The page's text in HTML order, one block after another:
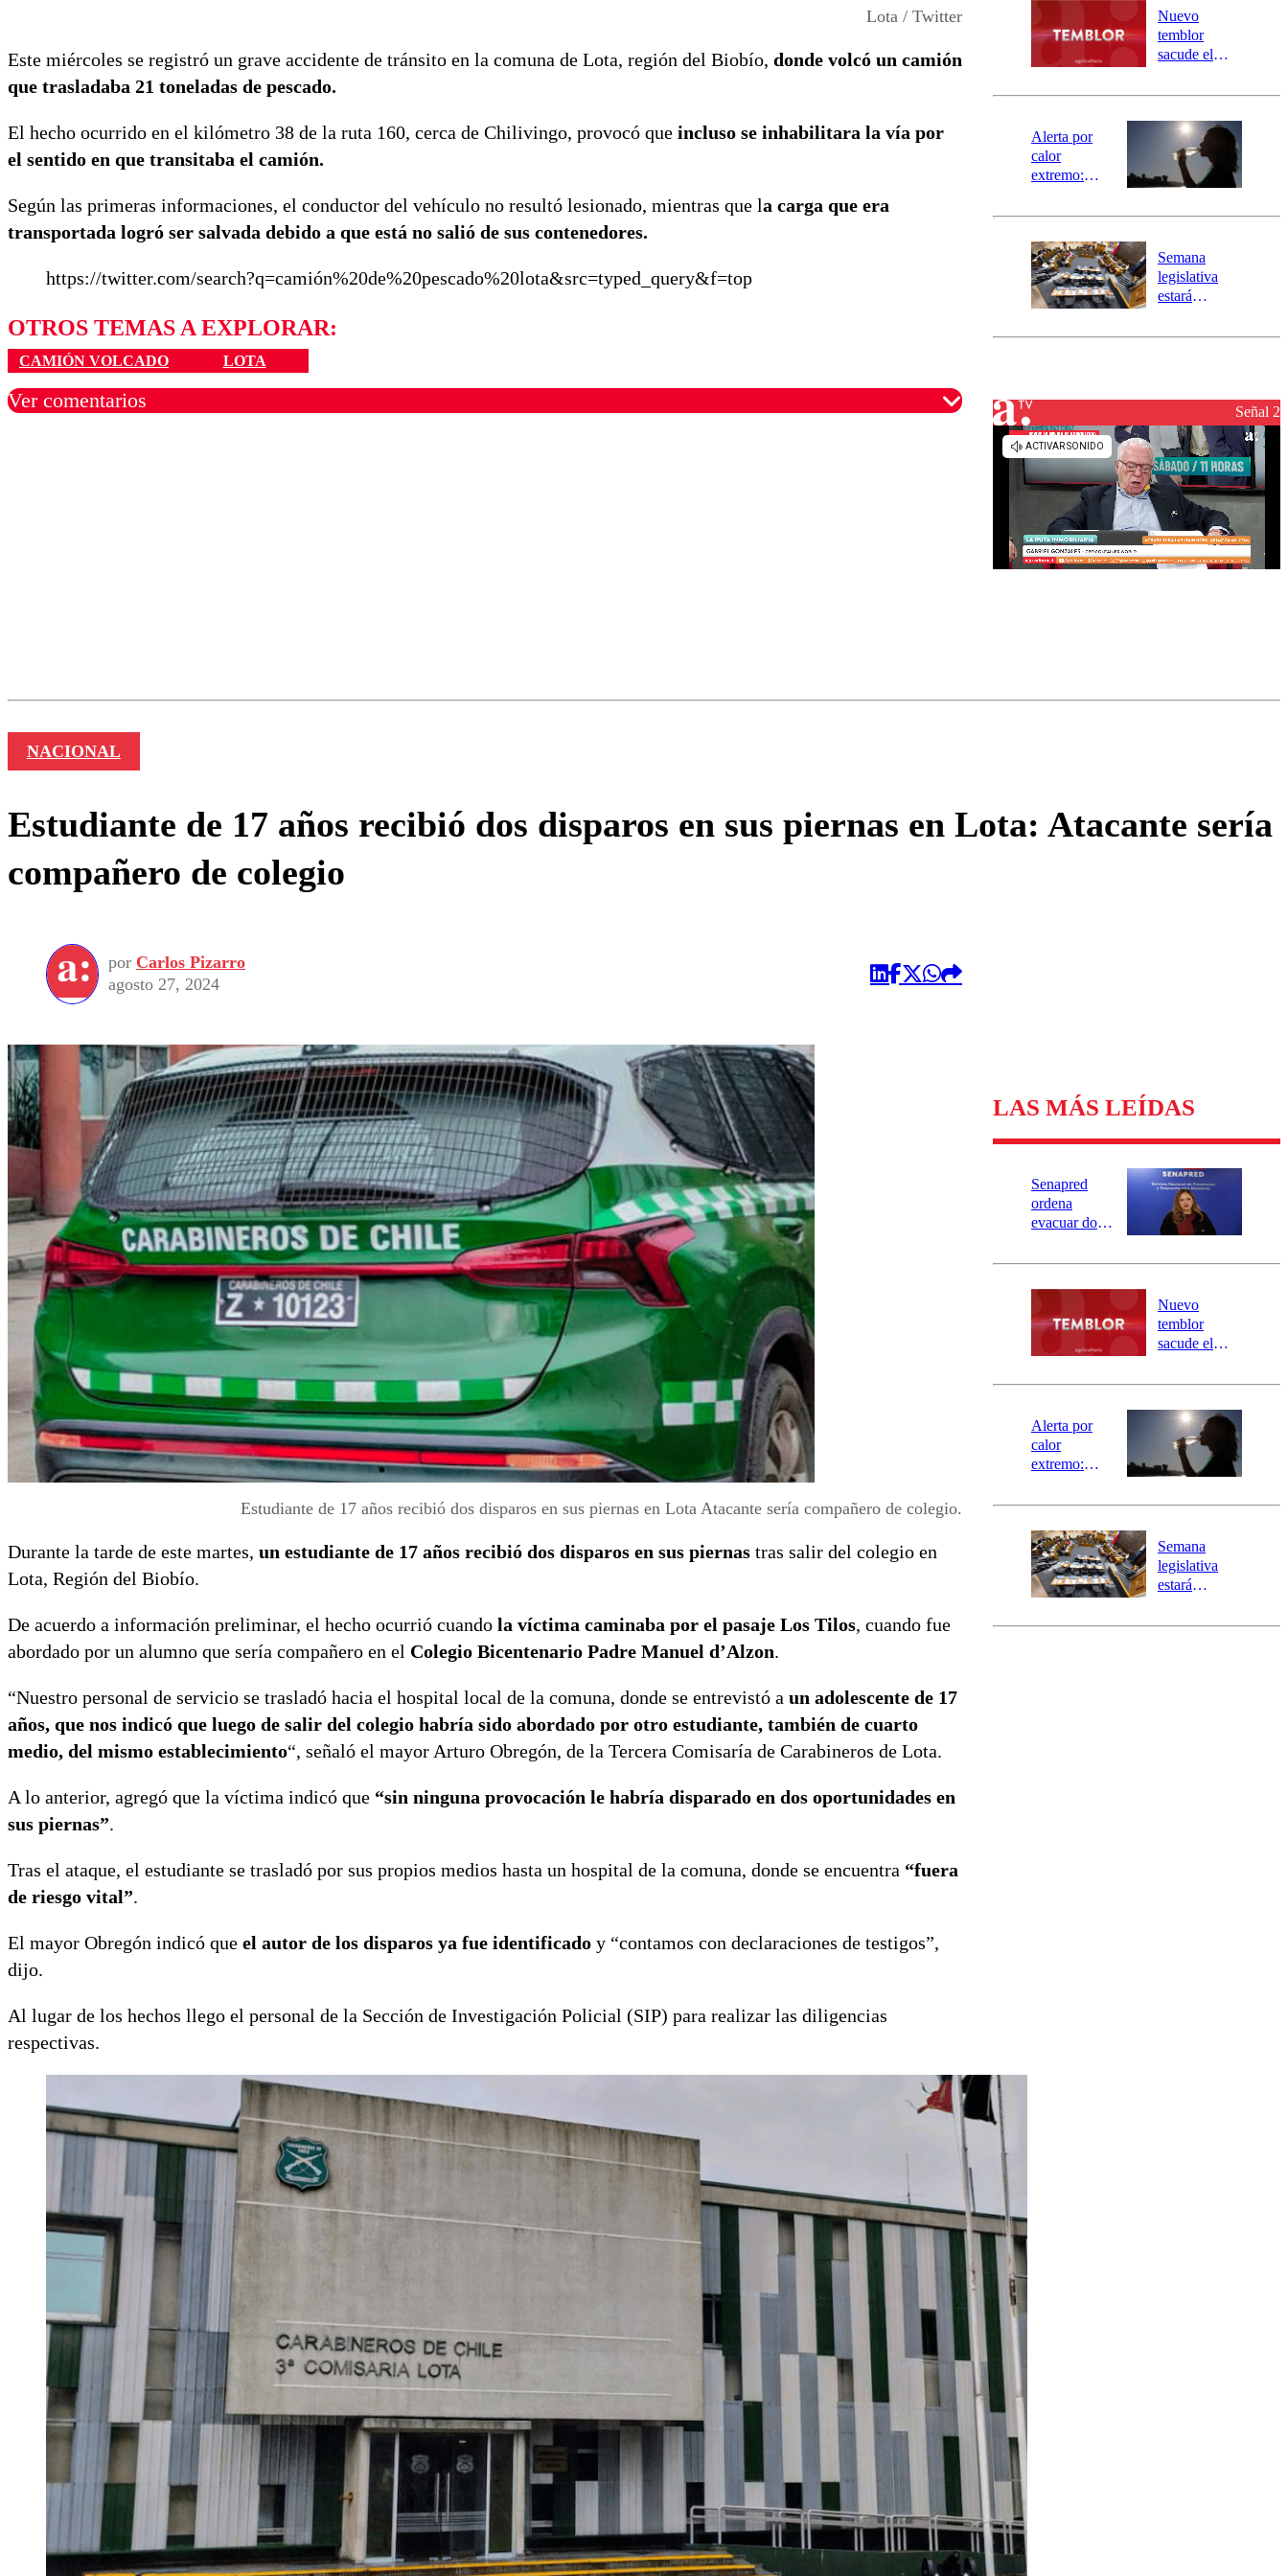
Lota / Twitter
Este miércoles se registró un grave accidente de tránsito en la comuna de Lota, región del Biobío, donde volcó un camión
que trasladaba 21 toneladas de pescado.
El hecho ocurrido en el kilómetro 38 de la ruta 160, cerca de Chilivingo, provocó que incluso se inhabilitara la vía por
el sentido en que transitaba el camión.
Según las primeras informaciones, el conductor del vehículo no resultó lesionado, mientras que la carga que era
transportada logró ser salvada debido a que está no salió de sus contenedores.
https://twitter.com/search?q=camión%20de%20pescado%20lota&src=typed_query&f=top
OTROS TEMAS A EXPLORAR:
CAMIÓN VOLCADO LOTA
Ver comentarios
río Damas:
activa
mensajería
SAE
Nuevo
temblor
sacude el
revisa la
epicentro
Alerta por
calor
extremo:
activa Alerta
Preventiva en
tres comunas
Semana
legislativa
estará
el fin de la
reconstrucciónSeñal 2
NACIONAL
Estudiante de 17 años recibió dos disparos en sus piernas en Lota: Atacante sería
compañero de colegio
por Carlos Pizarro
agosto 27, 2024
Estudiante de 17 años recibió dos disparos en sus piernas en Lota Atacante sería compañero de colegio.
Durante la tarde de este martes, un estudiante de 17 años recibió dos disparos en sus piernas tras salir del colegio en
Lota, Región del Biobío.
De acuerdo a información preliminar, el hecho ocurrió cuando la víctima caminaba por el pasaje Los Tilos, cuando fue
abordado por un alumno que sería compañero en el Colegio Bicentenario Padre Manuel d’Alzon.
“Nuestro personal de servicio se trasladó hacia el hospital local de la comuna, donde se entrevistó a un adolescente de 17
años, que nos indicó que luego de salir del colegio habría sido abordado por otro estudiante, también de cuarto
medio, del mismo establecimiento“, señaló el mayor Arturo Obregón, de la Tercera Comisaría de Carabineros de Lota.
A lo anterior, agregó que la víctima indicó que “sin ninguna provocación le habría disparado en dos oportunidades en
sus piernas”.
Tras el ataque, el estudiante se trasladó por sus propios medios hasta un hospital de la comuna, donde se encuentra “fuera
de riesgo vital”.
El mayor Obregón indicó que el autor de los disparos ya fue identificado y “contamos con declaraciones de testigos”,
dijo.
Al lugar de los hechos llego el personal de la Sección de Investigación Policial (SIP) para realizar las diligencias
respectivas.
LAS MÁS LEÍDAS
Senapred
ordena
evacuar dos
Carahue por
río Damas:
activa
mensajería
SAE
Nuevo
temblor
sacude el
revisa la
epicentro
Alerta por
calor
extremo:
activa Alerta
Preventiva en
tres comunas
Semana
legislativa
estará
el fin de la